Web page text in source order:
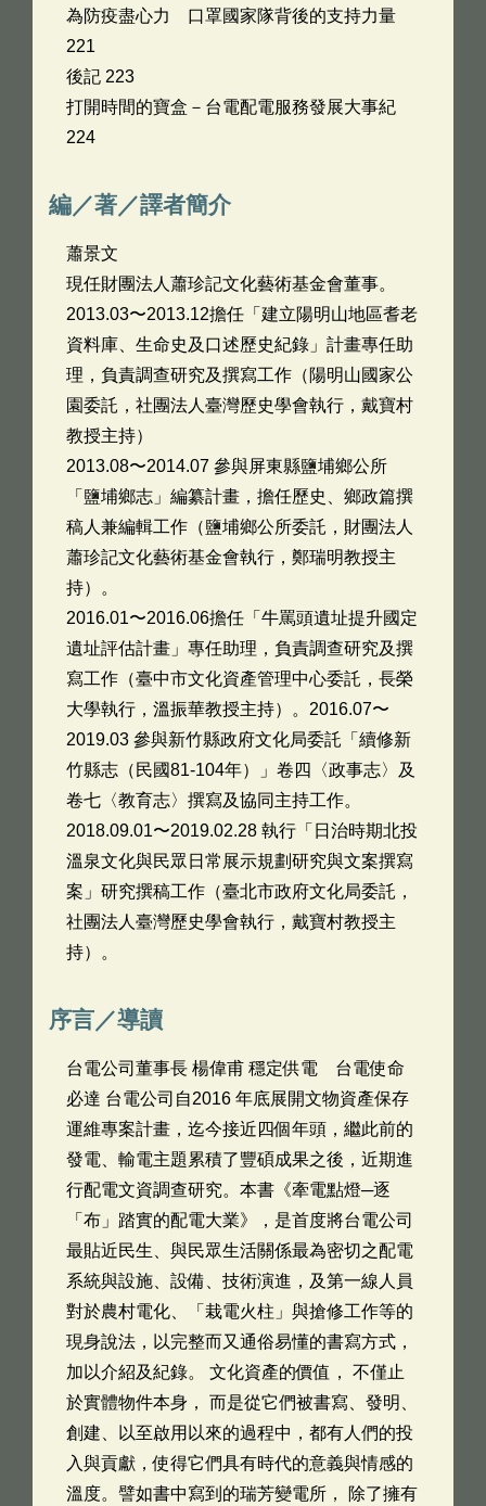
為防疫盡心力 口罩國家隊背後的支持力量
221
後記 223
打開時間的寶盒－台電配電服務發展大事紀
224
編／著／譯者簡介
蕭景文
現任財團法人蕭珍記文化藝術基金會董事。
2013.03〜2013.12擔任「建立陽明山地區耆老
資料庫、生命史及口述歷史紀錄」計畫專任助
理，負責調查研究及撰寫工作（陽明山國家公
園委託，社團法人臺灣歷史學會執行，戴寶村
教授主持）
2013.08〜2014.07 參與屏東縣鹽埔鄉公所
「鹽埔鄉志」編纂計畫，擔任歷史、鄉政篇撰
稿人兼編輯工作（鹽埔鄉公所委託，財團法人
蕭珍記文化藝術基金會執行，鄭瑞明教授主
持）。
2016.01〜2016.06擔任「牛罵頭遺址提升國定
遺址評估計畫」專任助理，負責調查研究及撰
寫工作（臺中市文化資產管理中心委託，長榮
大學執行，溫振華教授主持）。2016.07〜
2019.03 參與新竹縣政府文化局委託「續修新
竹縣志（民國81-104年）」卷四〈政事志〉及
卷七〈教育志〉撰寫及協同主持工作。
2018.09.01〜2019.02.28 執行「日治時期北投
溫泉文化與民眾日常展示規劃研究與文案撰寫
案」研究撰稿工作（臺北市政府文化局委託，
社團法人臺灣歷史學會執行，戴寶村教授主
持）。
序言／導讀
台電公司董事長 楊偉甫 穩定供電 台電使命
必達 台電公司自2016 年底展開文物資產保存
運維專案計畫，迄今接近四個年頭，繼此前的
發電、輸電主題累積了豐碩成果之後，近期進
行配電文資調查研究。本書《牽電點燈─逐
「布」踏實的配電大業》，是首度將台電公司
最貼近民生、與民眾生活關係最為密切之配電
系統與設施、設備、技術演進，及第一線人員
對於農村電化、「栽電火柱」與搶修工作等的
現身說法，以完整而又通俗易懂的書寫方式，
加以介紹及紀錄。 文化資產的價值， 不僅止
於實體物件本身， 而是從它們被書寫、發明、
創建、以至啟用以來的過程中，都有人們的投
入與貢獻，使得它們具有時代的意義與情感的
溫度。譬如書中寫到的瑞芳變電所， 除了擁有